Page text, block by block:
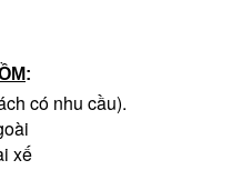
:
có nhu cầu).
xế